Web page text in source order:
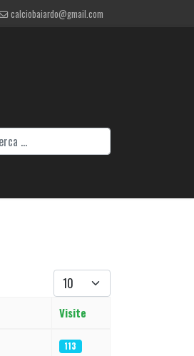
calciobaiardo@gmail.com
Visualizza #
Visite
113